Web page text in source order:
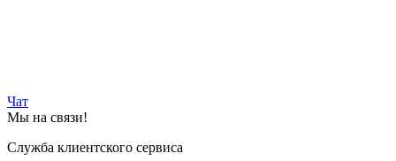
Чат
Мы на связи!
Служба клиентского сервиса